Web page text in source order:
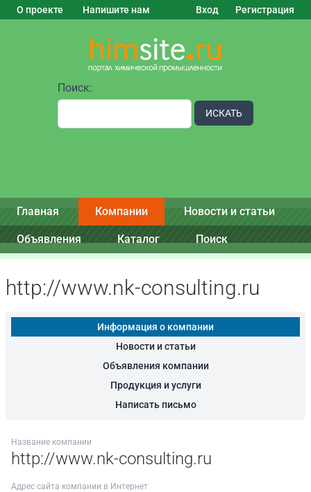
О проекте Напишите нам Вход Регистрация
Поиск:
ИСКАТЬ
Главная Компании Новости и статьи
Объявления Каталог Поиск
http://www.nk-consulting.ru
Информация о компании
Новости и статьи
Объявления компании
Продукция и услуги
Написать письмо
Название компании
http://www.nk-consulting.ru
Адрес сайта компании в Интернет